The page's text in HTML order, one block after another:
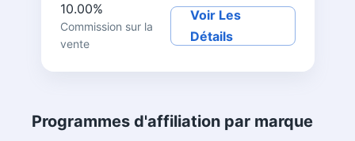
10.00%
Commission sur la
vente
Voir Les
Détails
Programmes d'affiliation par marque